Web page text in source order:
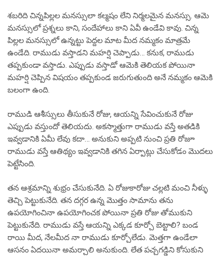
శబరిది చిన్నపిల్లల మనస్సులా కల్మషం లేని నిర్మలమైన మనస్సు. ఆమె
మనస్సులో ప్రశ్నలు కాని, సందేహాలు కాని ఏవీ ఉండేవి కావు. చిన్న
పిల్లల మనస్సులో ఉన్నట్టు పెద్దల మాట మీద నమ్మకం మాత్రమే
ఉండేది. రాముడు వస్తాడని మహర్షి చెప్పాడు… కనుక, రాముడు
తప్పకుండా వస్తాడు. ఎప్పుడు వస్తాడో ఆమెకి తెలియక పోయినా
మహర్షి చెప్పిన విషయం తప్పకుండ జరుగుతుంది అనే నమ్మకం ఆమెకి
బలంగా ఉంది.
రాముడి ఆశీస్సులు తీసుకునే రోజు, ఆయన్ని సేవించుకునే రోజు
ఎప్పుడు వస్తుందో తెలియదు. అకస్మాత్తుగా రాముడు వస్తే అతడికి
ఇవ్వడానికి ఏమీ లేవు కదా… అనుకుని అప్పటి నుంచి ప్రతి రోజూ
రాముడు వస్తే ఆతిథ్యం ఇవ్వడానికి తగిన ఏర్పాట్లు చేసుకోడం మొదలు
పెట్టేసింది.
తన ఆశ్రమాన్ని శుభ్రం చేసుకునేది. ఏ రోజుకారోజు చల్లటి మంచి నీళ్ళు
తెచ్చి పెట్టుకునేది. తన దగ్గర ఉన్న మొత్తం సామాను తను
ఉపయోగించినా ఉపయోగించక పోయినా ప్రతి రోజు తోముకుని
పెట్టుకునేది. రాముడు వస్తే ఆయన్ని ఎక్కడ కూర్చో బెట్టాలి? బండ
రాయి మీద, నేలమీద నా రాముడు కూర్చోలేడు. మెత్తగా ఉండేలా
ఆసనం ఏదయినా అమర్చాలి అనుకుంది. లేత పచ్చగడ్డిని కోసుకుని